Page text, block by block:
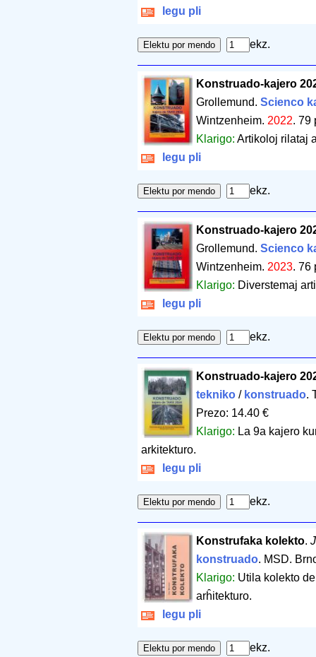
legu pli
ekz.
Konstruado-kajero
Grollemund. Scienco
Wintzenheim. 2022. 79
Klarigo: Artikoloj rilataj
legu pli
ekz.
Konstruado-kajero
Grollemund. Scienco
Wintzenheim. 2023. 76
Klarigo: Diverstemaj
legu pli
ekz.
Konstruado-kajero
tekniko/ konstruado.
Prezo: 14.40 €
Klarigo: La 9a kajero
arkitekturo.
legu pli
ekz.
Konstrufaka kolekto.
konstruado. MSD.
Klarigo: Utila kolekto
arĥitekturo.
legu pli
ekz.